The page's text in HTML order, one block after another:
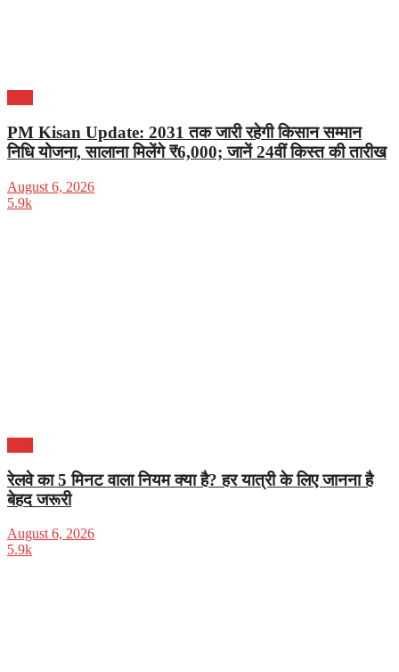
PM Kisan Update: 2031 तक जारी रहेगी किसान सम्मान
निधि योजना, सालाना मिलेंगे ₹6,000; जानें 24वीं किस्त की तारीख
August 6, 2026
5.9k
रेलवे का 5 मिनट वाला नियम क्या है? हर यात्री के लिए जानना है
बेहद जरूरी
August 6, 2026
5.9k